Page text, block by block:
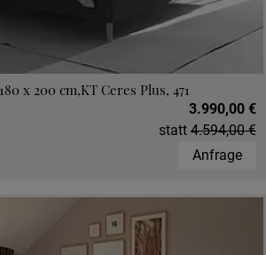
x 200 cm,KT Ceres Plus, 471
3.990,00 €
statt 4.594,00 €
Anfrage